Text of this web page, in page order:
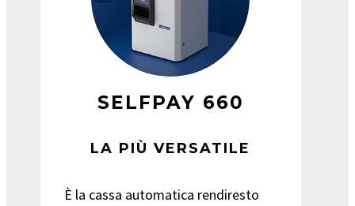
SELFPAY 660
LA PIÙ VERSATILE
È la cassa automatica rendiresto